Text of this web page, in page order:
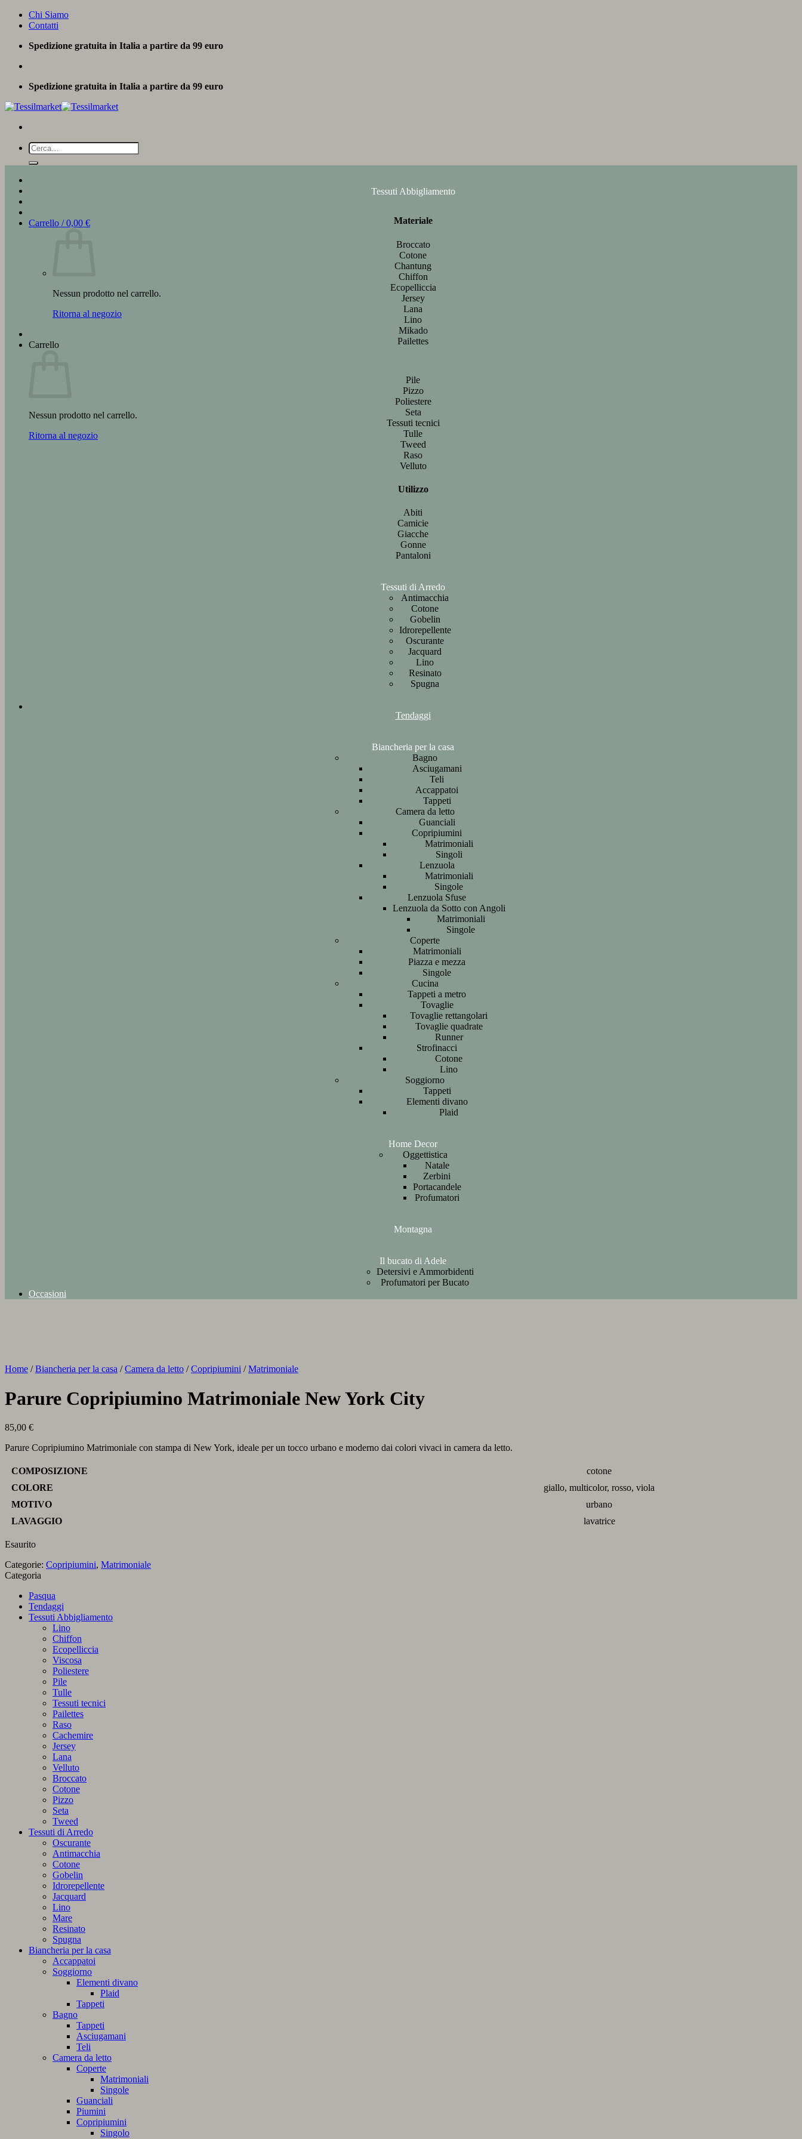
Salta
Chi Siamo
Contatti
Spedizione gratuita in Italia a partire da 99 euro
Spedizione gratuita in Italia a partire da 99 euro
Cerca:
Carrello /0,00 €
Nessun prodotto nel carrello.
Ritorna al negozio
Carrello
Nessun prodotto nel carrello.
Ritorna al negozio
Tessuti Abbigliamento
Materiale
Broccato
Cotone
Chantung
Chiffon
Ecopelliccia
Jersey
Lana
Lino
Mikado
Pailettes
Pile
Pizzo
Poliestere
Seta
Tessuti tecnici
Tulle
Tweed
Raso
Velluto
Utilizzo
Abiti
Camicie
Giacche
Gonne
Pantaloni
Tessuti di Arredo
Antimacchia
Cotone
Gobelin
Idrorepellente
Oscurante
Jacquard
Lino
Resinato
Spugna
Tendaggi
Biancheria per la casa
Bagno
Asciugamani
Teli
Accappatoi
Tappeti
Camera da letto
Guanciali
Copripiumini
Matrimoniali
Singoli
Lenzuola
Matrimoniali
Singole
Lenzuola Sfuse
Lenzuola da Sotto con Angoli
Matrimoniali
Singole
Coperte
Matrimoniali
Piazza e mezza
Singole
Cucina
Tappeti a metro
Tovaglie
Tovaglie rettangolari
Tovaglie quadrate
Runner
Strofinacci
Cotone
Lino
Soggiorno
Tappeti
Elementi divano
Plaid
Home Decor
Oggettistica
Natale
Zerbini
Portacandele
Profumatori
Montagna
Il bucato di Adele
Detersivi e Ammorbidenti
Profumatori per Bucato
Occasioni
Home / Biancheria per la casa / Camera da letto / Copripiumini / Matrimoniale
Parure Copripiumino Matrimoniale New York City
85,00 €
Parure Copripiumino Matrimoniale con stampa di New York, ideale per un tocco urbano e moderno dai colori vivaci in camera da letto.
COMPOSIZIONE
cotone
COLORE
giallo, multicolor, rosso, viola
MOTIVO
urbano
LAVAGGIO
lavatrice
Esaurito
Categorie: Copripiumini, Matrimoniale
Categoria
Pasqua
Tendaggi
Tessuti Abbigliamento
Lino
Chiffon
Ecopelliccia
Viscosa
Poliestere
Pile
Tulle
Tessuti tecnici
Pailettes
Raso
Cachemire
Jersey
Lana
Velluto
Broccato
Cotone
Pizzo
Seta
Tweed
Tessuti di Arredo
Oscurante
Antimacchia
Cotone
Gobelin
Idrorepellente
Jacquard
Lino
Mare
Resinato
Spugna
Biancheria per la casa
Accappatoi
Soggiorno
Elementi divano
Plaid
Tappeti
Bagno
Tappeti
Asciugamani
Teli
Camera da letto
Coperte
Matrimoniali
Singole
Guanciali
Piumini
Copripiumini
Singolo